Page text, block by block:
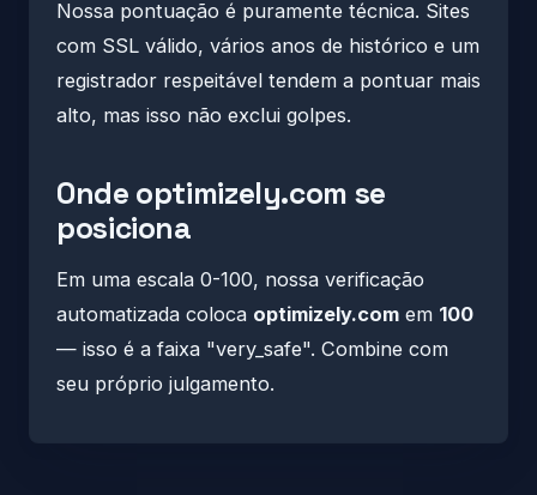
Nossa pontuação é puramente técnica. Sites
com SSL válido, vários anos de histórico e um
registrador respeitável tendem a pontuar mais
alto, mas isso não exclui golpes.
Onde optimizely.com se
posiciona
Em uma escala 0-100, nossa verificação
automatizada coloca optimizely.com em 100
— isso é a faixa "very_safe". Combine com
seu próprio julgamento.